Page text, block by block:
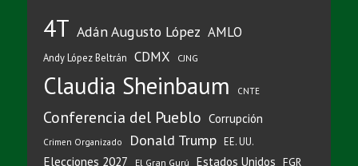
4T Adán Augusto López AMLO
Andy López Beltrán CDMX CJNG
Claudia Sheinbaum CNTE
Conferencia del Pueblo Corrupción
Crimen Organizado Donald Trump EE. UU.
Elecciones 2027 El Gran Gurú Estados Unidos FGR